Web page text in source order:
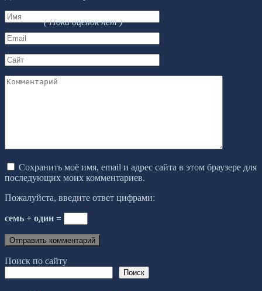
( Пока оценок нет )
Имя
*
Email
*
Сайт
Комментарий
Сохранить моё имя, email и адрес сайта в этом браузере для
последующих моих комментариев.
Пожалуйста, введите ответ цифрами:
семь + один =
Поиск по сайту
Поиск